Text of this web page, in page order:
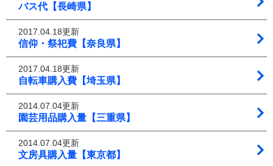
バス代【長崎県】
2017.04.18更新
信仰・祭祀費【奈良県】
2017.04.18更新
自転車購入費【埼玉県】
2014.07.04更新
園芸用品購入量【三重県】
2014.07.04更新
文房具購入量【東京都】